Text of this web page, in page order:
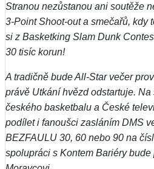
Stranou nezůstanou ani soutěže
3-Point Shoot-out a smečařů, kdy
si z Basketking Slam Dunk
30 tisíc korun!
A tradičně bude All-Star večer
právě Utkání hvězd odstartuje.
českého basketbalu a České
podílet i fanoušci zasláním DMS
BEZFAULU 30, 60 nebo 90 na
spolupráci s Kontem Bariéry